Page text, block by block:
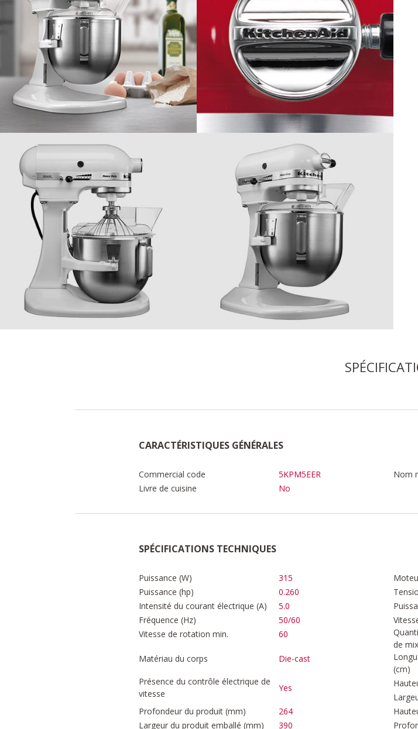
CARACTÉRISTIQUES GÉNÉRALES
Commercial code 5KPM5EER Nom
Livre de cuisine
No
SPÉCIFICATIONS TECHNIQUES
Puissance (W) 315
Puissance (hp)
0.260
Intensité du courant électrique (A)
5.0
Fréquence (Hz)
50/60
Vitesse de rotation min.
60
de
Matériau du corps
Die-cast
(cm)
Présence du contrôle électrique de
vitesse
Yes
Profondeur du produit (mm)
264
Largeur du produit emballé (mm)
390